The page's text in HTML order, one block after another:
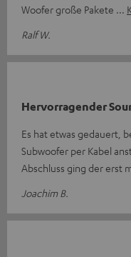
Woofer große Pakete
Ralf W.
Hervorragender
Es hat etwas gedauert,
Subwoofer per Kabel
Abschluss ging der erst
Joachim B.